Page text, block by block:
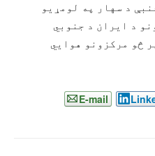
د سهار په لومړیو
د ایران د جنوبي
څو مرکزونو هوايي
E-mail